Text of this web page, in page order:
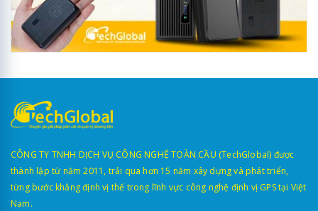
CÔNG TY TNHH DỊCH VỤ CÔNG NGHỆ TOÀN CẦU (TechGlobal) được
thành lập từ năm 2011, trải qua hơn 15 năm xây dựng và phát triển,
từng bước khẳng định vị thế trong lĩnh vực công nghệ định vị GPS tại Việt
Nam.